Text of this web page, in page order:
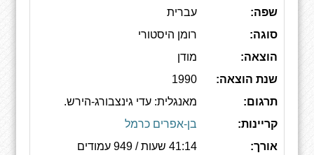
שפה:
עברית
סוגה:
רומן היסטורי
הוצאה:
מודן
שנת הוצאה:
1990
תרגום:
מאנגלית: עדי גינצבורג-הירש.
קריינות:
בן-אפרים כרמל
אורך:
41:14 שעות / 949 עמודים